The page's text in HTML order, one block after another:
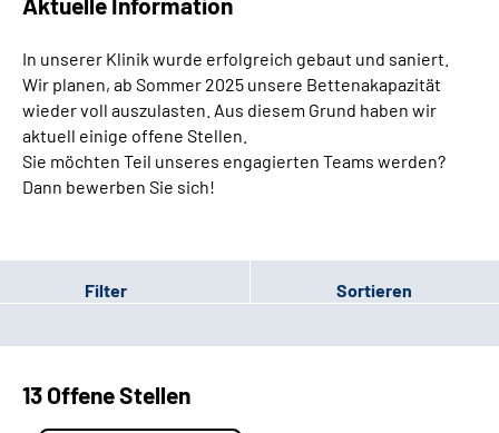
In unserer Klinik wurde erfolgreich gebaut und saniert.
Wir planen, ab Sommer 2025 unsere Bettenakapazität
wieder voll auszulasten. Aus diesem Grund haben wir
aktuell einige offene Stellen.
Sie möchten Teil unseres engagierten Teams werden?
Dann bewerben Sie sich!
Filter Sortieren
13 Offene Stellen